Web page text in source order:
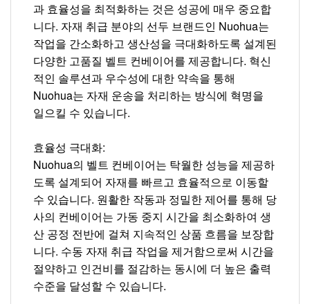
과 효율성을 최적화하는 것은 성공에 매우 중요합
니다. 자재 취급 분야의 선두 브랜드인 Nuohua는
작업을 간소화하고 생산성을 극대화하도록 설계된
다양한 고품질 벨트 컨베이어를 제공합니다. 혁신
적인 솔루션과 우수성에 대한 약속을 통해
Nuohua는 자재 운송을 처리하는 방식에 혁명을
일으킬 수 있습니다.
효율성 극대화:
Nuohua의 벨트 컨베이어는 탁월한 성능을 제공하
도록 설계되어 자재를 빠르고 효율적으로 이동할
수 있습니다. 원활한 작동과 정밀한 제어를 통해 당
사의 컨베이어는 가동 중지 시간을 최소화하여 생
산 공정 전반에 걸쳐 지속적인 상품 흐름을 보장합
니다. 수동 자재 취급 작업을 제거함으로써 시간을
절약하고 인건비를 절감하는 동시에 더 높은 출력
수준을 달성할 수 있습니다.